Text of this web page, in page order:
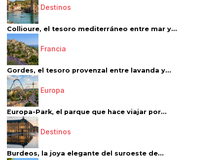
Destinos
Collioure, el tesoro mediterráneo entre mar y...
Francia
Gordes, el tesoro provenzal entre lavanda y...
Europa
Europa-Park, el parque que hace viajar por...
Destinos
Burdeos, la joya elegante del suroeste de...